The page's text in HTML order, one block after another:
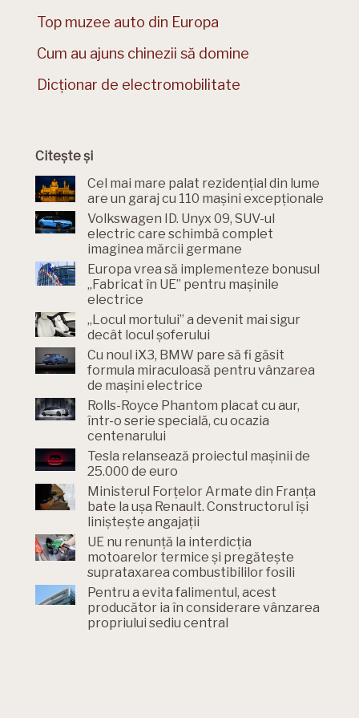
Top muzee auto din Europa
Cum au ajuns chinezii să domine
Dicționar de electromobilitate
Citește și
Cel mai mare palat rezidențial din lume
are un garaj cu 110 mașini excepționale
Volkswagen ID. Unyx 09, SUV-ul
electric care schimbă complet
imaginea mărcii germane
Europa vrea să implementeze bonusul
„Fabricat în UE” pentru mașinile
electrice
„Locul mortului” a devenit mai sigur
decât locul șoferului
Cu noul iX3, BMW pare să fi găsit
formula miraculoasă pentru vânzarea
de mașini electrice
Rolls-Royce Phantom placat cu aur,
într-o serie specială, cu ocazia
centenarului
Tesla relansează proiectul mașinii de
25.000 de euro
Ministerul Forțelor Armate din Franța
bate la ușa Renault. Constructorul își
liniștește angajații
UE nu renunță la interdicția
motoarelor termice și pregătește
suprataxarea combustibililor fosili
Pentru a evita falimentul, acest
producător ia în considerare vânzarea
propriului sediu central